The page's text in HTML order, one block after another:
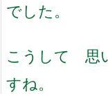
でした。
こうして 思
すね。